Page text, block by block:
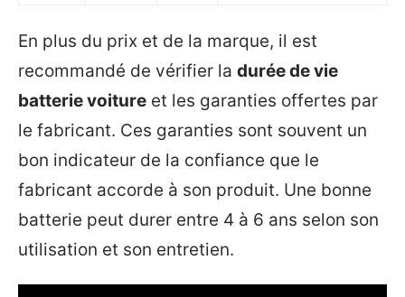
En plus du prix et de la marque, il est
recommandé de vérifier la durée de vie
batterie voiture et les garanties offertes par
le fabricant. Ces garanties sont souvent un
bon indicateur de la confiance que le
fabricant accorde à son produit. Une bonne
batterie peut durer entre 4 à 6 ans selon son
utilisation et son entretien.